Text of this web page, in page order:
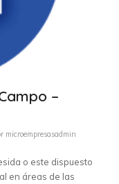
–
microempresasadmin
o este dispuesto
en áreas de las